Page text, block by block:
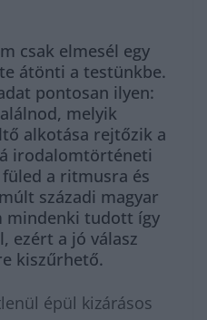
csak elmesél egy
átönti a testünkbe.
pontosan ilyen:
melyik
alkotása rejtőzik a
irodalomtörténeti
a ritmusra és
századi magyar
mindenki tudott így
ezért a jó válasz
kiszűrhető.
épül kizárásos